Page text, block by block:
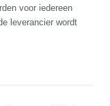
voor iedereen
leverancier wordt